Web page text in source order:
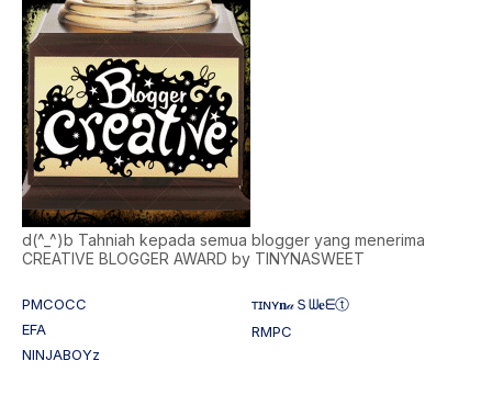
d(^_^)b Tahniah kepada semua blogger yang menerima
CREATIVE BLOGGER AWARD by TINYNASWEET
PMCOCC
ᴛɪɴʏ𝐧𝒶Ｓᗯ𝐞ᗴⓣ
EFA
RMPC
NINJABOYz